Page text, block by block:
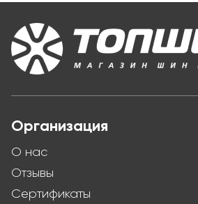
Организация
О нас
Отзывы
Сертификаты